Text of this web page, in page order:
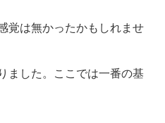
覚は無かったかもしれませ
ました。ここでは一番の基